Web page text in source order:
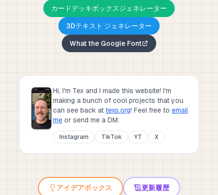
カードデッキボックスジェネレーター
3Dテキスト ジェネレーター
What the Google Font
Hi, I'm Tex and I made this website! I'm
making a bunch of cool projects that you
can see back at texs.org! Feel free to email
me or send me a DM:
Instagram TikTok YT X
アイデアボックス 更新履歴